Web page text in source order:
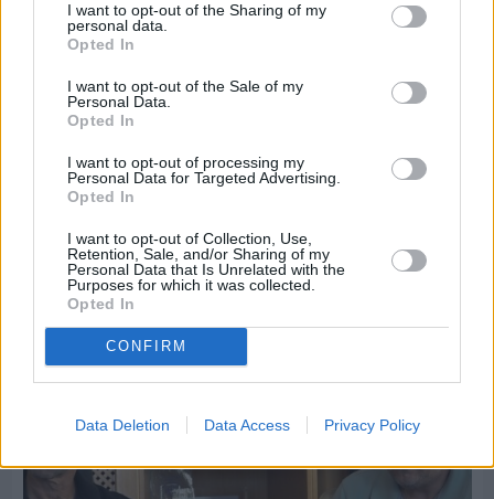
I want to opt-out of the Sharing of my
personal data.
Opted In
I want to opt-out of the Sale of my
Personal Data.
Opted In
I want to opt-out of processing my
Personal Data for Targeted Advertising.
Opted In
I want to opt-out of Collection, Use,
Retention, Sale, and/or Sharing of my
Personal Data that Is Unrelated with the
Purposes for which it was collected.
Opted In
CONFIRM
Data Deletion Data Access Privacy Policy
Πριν 7 ημέρες
Εργασίες ασφαλτόστρωσης σε τρεις οδούς του
Βαρβασίου